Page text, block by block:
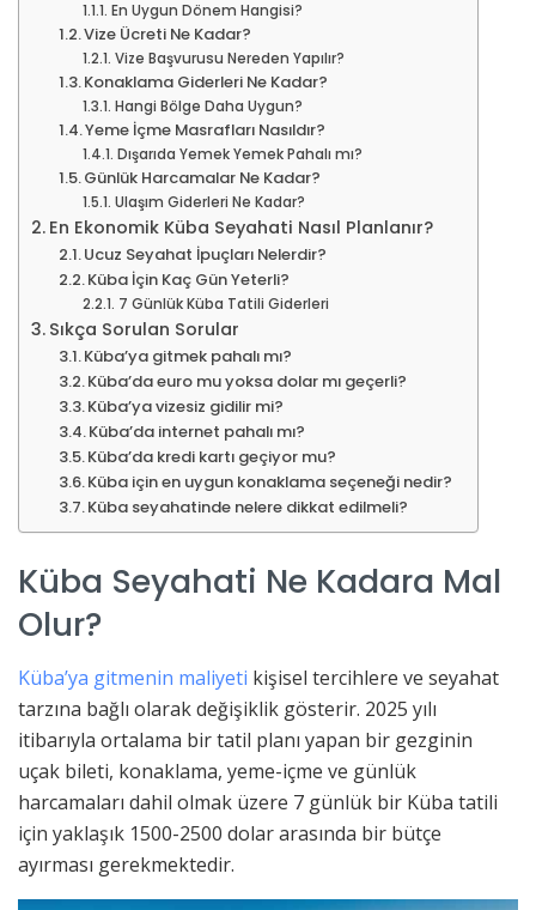
En Uygun Dönem Hangisi?
Vize Ücreti Ne Kadar?
Vize Başvurusu Nereden Yapılır?
Konaklama Giderleri Ne Kadar?
Hangi Bölge Daha Uygun?
Yeme İçme Masrafları Nasıldır?
Dışarıda Yemek Yemek Pahalı mı?
Günlük Harcamalar Ne Kadar?
Ulaşım Giderleri Ne Kadar?
En Ekonomik Küba Seyahati Nasıl Planlanır?
Ucuz Seyahat İpuçları Nelerdir?
Küba İçin Kaç Gün Yeterli?
7 Günlük Küba Tatili Giderleri
Sıkça Sorulan Sorular
Küba’ya gitmek pahalı mı?
Küba’da euro mu yoksa dolar mı geçerli?
Küba’ya vizesiz gidilir mi?
Küba’da internet pahalı mı?
Küba’da kredi kartı geçiyor mu?
Küba için en uygun konaklama seçeneği nedir?
Küba seyahatinde nelere dikkat edilmeli?
Küba Seyahati Ne Kadara Mal
Olur?
Küba’ya gitmenin maliyeti kişisel tercihlere ve seyahat
tarzına bağlı olarak değişiklik gösterir. 2025 yılı
itibarıyla ortalama bir tatil planı yapan bir gezginin
uçak bileti, konaklama, yeme-içme ve günlük
harcamaları dahil olmak üzere 7 günlük bir Küba tatili
için yaklaşık 1500-2500 dolar arasında bir bütçe
ayırması gerekmektedir.